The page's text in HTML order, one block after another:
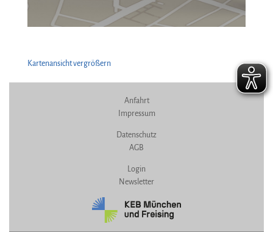
Kartenansicht vergrößern
Anfahrt
Impressum
Datenschutz
AGB
Login
Newsletter